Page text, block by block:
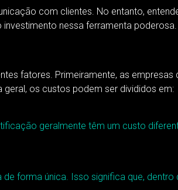
com clientes. No entanto,
nessa ferramenta poderosa.
fatores. Primeiramente, as empresas
os custos podem ser divididos em:
geralmente têm um custo
forma única. Isso significa que, dentro